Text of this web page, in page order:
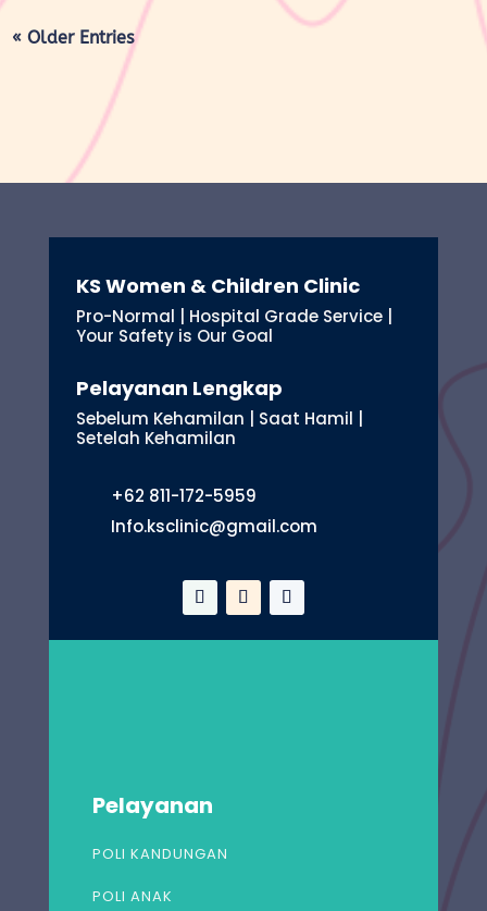
« Older Entries
KS Women & Children Clinic
Pro-Normal | Hospital Grade Service |
Your Safety is Our Goal
Pelayanan Lengkap
Sebelum Kehamilan | Saat Hamil |
Setelah Kehamilan
+62 811-172-5959
Info.ksclinic@gmail.com
Pelayanan
POLI KANDUNGAN
POLI ANAK